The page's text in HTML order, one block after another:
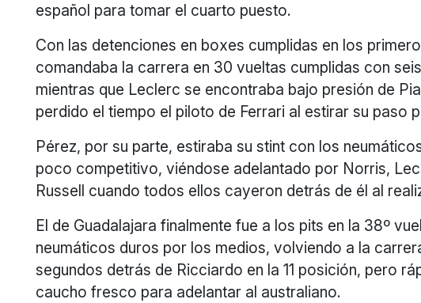
español para tomar el cuarto puesto.
Con las detenciones en boxes cumplidas en los
comandaba la carrera en 30 vueltas cumplidas con
mientras que Leclerc se encontraba bajo presión de
perdido el tiempo el piloto de Ferrari al estirar su paso
Pérez, por su parte, estiraba su stint con los
poco competitivo, viéndose adelantado por Norris,
Russell cuando todos ellos cayeron detrás de él al
El de Guadalajara finalmente fue a los pits en la 38º
neumáticos duros por los medios, volviendo a la
segundos detrás de Ricciardo en la 11 posición, pero
caucho fresco para adelantar al australiano.